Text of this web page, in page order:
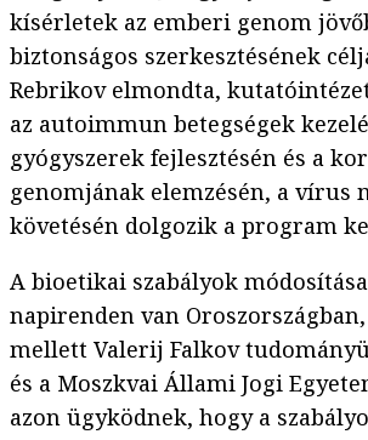
kísérletek az emberi genom
biztonságos szerkesztésének
Rebrikov elmondta,
az autoimmun betegségek
gyógyszerek fejlesztésén és a
genomjának elemzésén, a vírus
követésén dolgozik a program
A bioetikai szabályok
napirenden van
mellett Valerij Falkov
és a Moszkvai Állami Jogi
azon ügyködnek, hogy a